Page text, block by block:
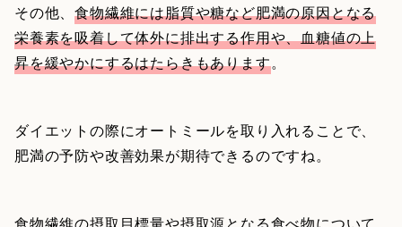
その他、食物繊維には脂質や糖など肥満の原因となる
栄養素を吸着して体外に排出する作用や、血糖値の上
昇を緩やかにするはたらきもあります。
ダイエットの際にオートミールを取り入れることで、
肥満の予防や改善効果が期待できるのですね。
食物繊維の摂取目標量や摂取源となる食べ物について